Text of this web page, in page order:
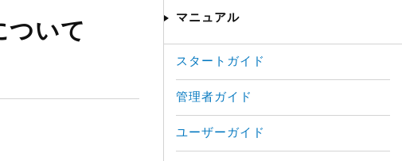
ついて
マニュアル
スタートガイド
管理者ガイド
ユーザーガイド